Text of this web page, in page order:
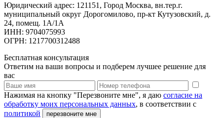
Юридический адрес: 121151, Город Москва, вн.тер.г.
муниципальный округ Дорогомилово, пр-кт Кутузовский, д.
24, помещ. 1А/1А
ИНН: 9704075993
ОГРН: 1217700312488
Бесплатная консультация
Ответим на ваши вопросы и подберем лучшее решение для
вас
Нажимая на кнопку "Перезвоните мне", я даю согласие на
обработку моих персональных данных, в соответствии с
политикой
перезвоните мне